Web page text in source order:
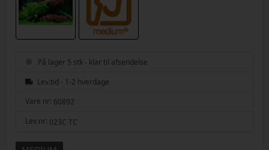
På lager 5 stk - klar til afsendelse
Lev.tid - 1-2 hverdage
Vare nr: 60892
Lev.nr: 023C TC